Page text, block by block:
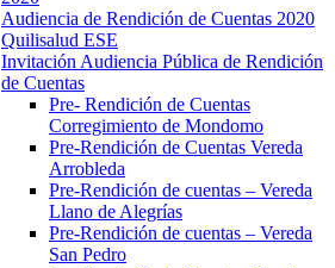
Audiencia de Rendición de Cuentas 2020
Quilisalud ESE
Invitación Audiencia Pública de Rendición
de Cuentas
Pre- Rendición de Cuentas
Corregimiento de Mondomo
Pre-Rendición de Cuentas Vereda
Arrobleda
Pre-Rendición de cuentas – Vereda
Llano de Alegrías
Pre-Rendición de cuentas – Vereda
San Pedro